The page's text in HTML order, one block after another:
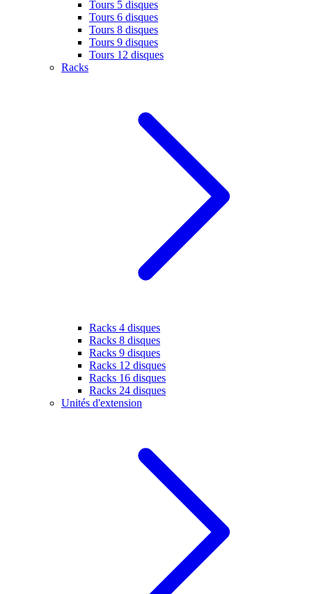
Tours 5 disques
Tours 6 disques
Tours 8 disques
Tours 9 disques
Tours 12 disques
Racks
Racks 4 disques
Racks 8 disques
Racks 9 disques
Racks 12 disques
Racks 16 disques
Racks 24 disques
Unités d'extension